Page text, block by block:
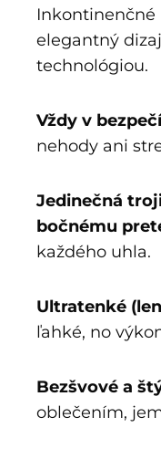
Inkontinenčné
elegantný
technológiou.
Vždy v
nehody ani
Jedinečná
bočnému
každého uhla.
Ultratenké
ľahké, no
Bezšvové a
oblečením,